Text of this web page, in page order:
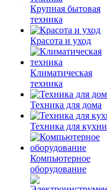
Крупная бытовая
техника
Красота и уход
Климатическая
техника
Техника для дома
Техника для кухни
Компьютерное
оборудование